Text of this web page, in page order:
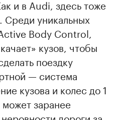
и в Audi, здесь тоже
Среди уникальных
Body Control,
кузов, чтобы
поездку
— система
кузова и колес до 1
заранее